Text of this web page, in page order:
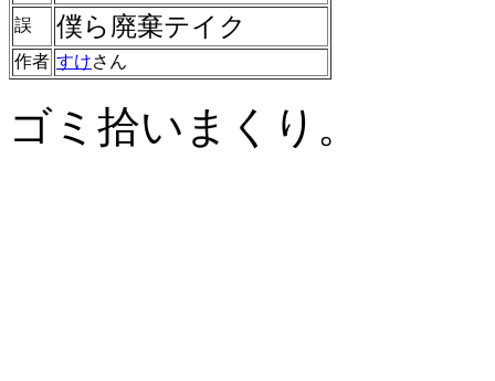
誤
僕ら廃棄テイク
作者 すけさん
ゴミ拾いまくり。